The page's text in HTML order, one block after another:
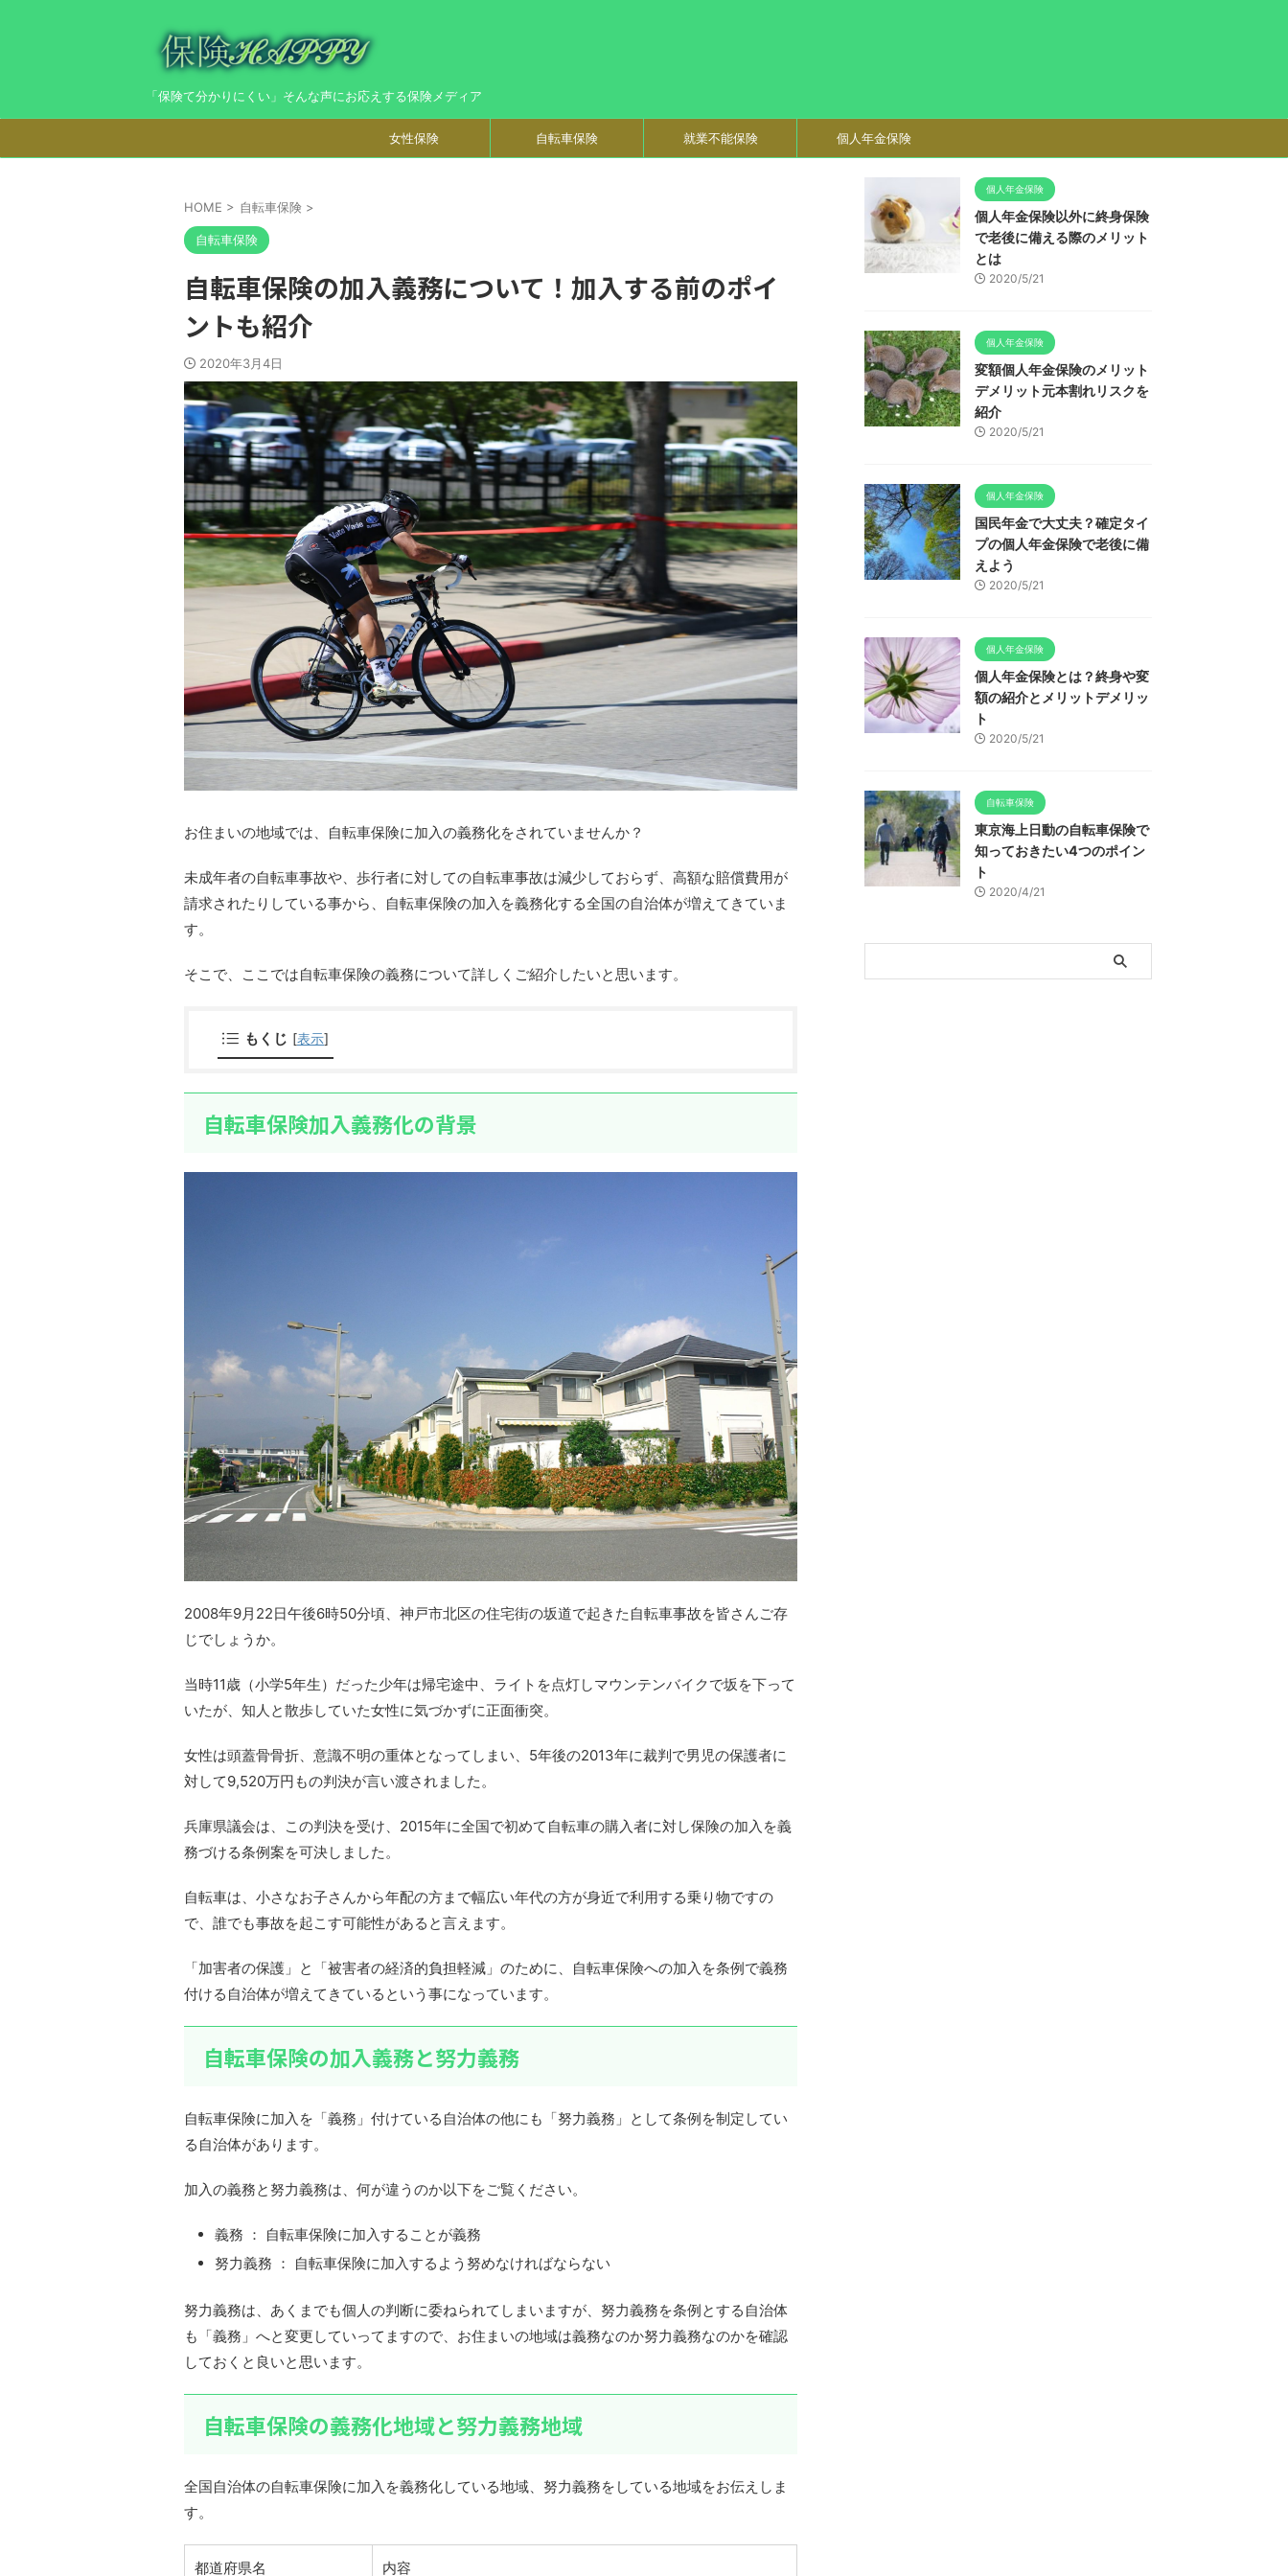
「保険て分かりにくい」そんな声にお応えする保険メディア
女性保険 自転車保険 就業不能保険 個人年金保険
HOME > 自転車保険 >
自転車保険
自転車保険の加入義務について！加入する前のポイ
ントも紹介
2020年3月4日
お住まいの地域では、自転車保険に加入の義務化をされていませんか？
未成年者の自転車事故や、歩行者に対しての自転車事故は減少しておらず、高額な賠償費用が
請求されたりしている事から、自転車保険の加入を義務化する全国の自治体が増えてきていま
す。
そこで、ここでは自転車保険の義務について詳しくご紹介したいと思います。
もくじ [表示]
自転車保険加入義務化の背景
2008年9月22日午後6時50分頃、神戸市北区の住宅街の坂道で起きた自転車事故を皆さんご存
じでしょうか。
当時11歳（小学5年生）だった少年は帰宅途中、ライトを点灯しマウンテンバイクで坂を下って
いたが、知人と散歩していた女性に気づかずに正面衝突。
女性は頭蓋骨骨折、意識不明の重体となってしまい、5年後の2013年に裁判で男児の保護者に
対して9,520万円もの判決が言い渡されました。
兵庫県議会は、この判決を受け、2015年に全国で初めて自転車の購入者に対し保険の加入を義
務づける条例案を可決しました。
自転車は、小さなお子さんから年配の方まで幅広い年代の方が身近で利用する乗り物ですの
で、誰でも事故を起こす可能性があると言えます。
「加害者の保護」と「被害者の経済的負担軽減」のために、自転車保険への加入を条例で義務
付ける自治体が増えてきているという事になっています。
自転車保険の加入義務と努力義務
自転車保険に加入を「義務」付けている自治体の他にも「努力義務」として条例を制定してい
る自治体があります。
加入の義務と努力義務は、何が違うのか以下をご覧ください。
義務 ： 自転車保険に加入することが義務
努力義務 ： 自転車保険に加入するよう努めなければならない
努力義務は、あくまでも個人の判断に委ねられてしまいますが、努力義務を条例とする自治体
も「義務」へと変更していってますので、お住まいの地域は義務なのか努力義務なのかを確認
しておくと良いと思います。
自転車保険の義務化地域と努力義務地域
全国自治体の自転車保険に加入を義務化している地域、努力義務をしている地域をお伝えしま
す。
都道府県名 内容
個人年金保険
個人年金保険以外に終身保険
で老後に備える際のメリット
とは
2020/5/21
個人年金保険
変額個人年金保険のメリット
デメリット元本割れリスクを
紹介
2020/5/21
個人年金保険
国民年金で大丈夫？確定タイ
プの個人年金保険で老後に備
えよう
2020/5/21
個人年金保険
個人年金保険とは？終身や変
額の紹介とメリットデメリッ
ト
2020/5/21
自転車保険
東京海上日動の自転車保険で
知っておきたい4つのポイン
ト
2020/4/21